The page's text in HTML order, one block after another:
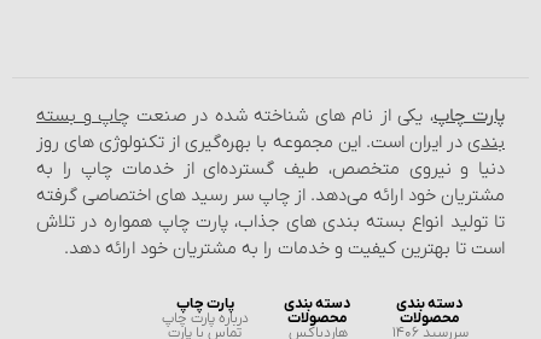
پارت چاپ، یکی از نام‌ های شناخته شده در صنعت چاپ و بسته‌
بندی در ایران است. این مجموعه با بهره‌گیری از تکنولوژی‌ های روز
دنیا و نیروی متخصص، طیف گسترده‌ای از خدمات چاپ را به
مشتریان خود ارائه می‌دهد. از چاپ سر رسید های اختصاصی گرفته
تا تولید انواع بسته‌ بندی‌ های جذاب، پارت چاپ همواره در تلاش
است تا بهترین کیفیت و خدمات را به مشتریان خود ارائه دهد.
دسته بندی
محصولات
سررسید 1406
دسته بندی
محصولات
هاردباکس
پارت چاپ
درباره پارت چاپ
تماس با پارت